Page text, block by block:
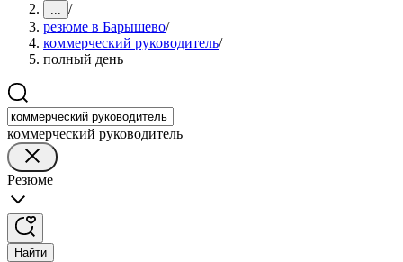
... /
резюме в Барышево/
коммерческий руководитель/
полный день
коммерческий руководитель
Резюме
Найти